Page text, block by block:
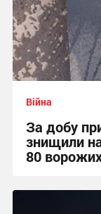
Війна
За добу
знищили
80